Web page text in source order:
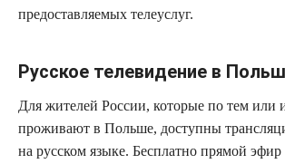
предоставляемых телеуслуг.
Русское телевидение в
Для жителей России, которые по тем
проживают в Польше, доступны
на русском языке. Бесплатно прямой эфир